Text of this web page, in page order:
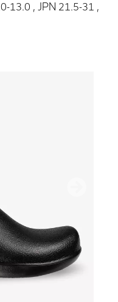
13.0 , JPN 21.5-31 ,